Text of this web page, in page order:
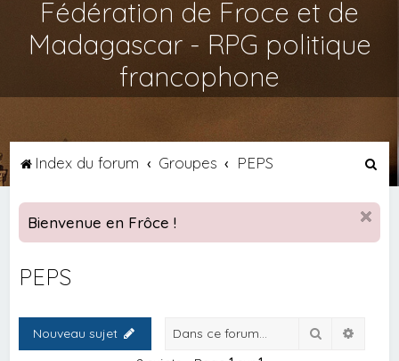
Fédération de Froce et de
Madagascar - RPG politique
francophone
Index du forum Groupes PEPS
c
h
Bienvenue en Frôce !
PEPS
Nouveau sujet Rechercher